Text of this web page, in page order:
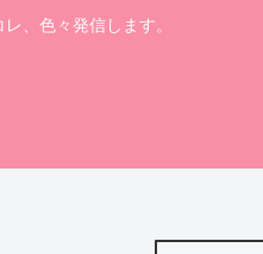
、色々発信します。